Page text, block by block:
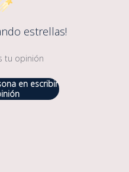
estrellas!
tu opinión
en escribir